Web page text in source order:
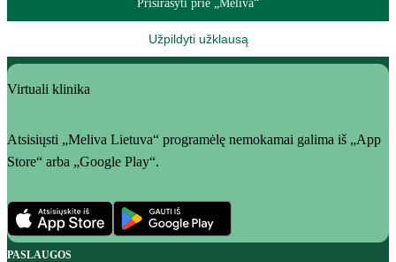
Prisirašyti prie „Meliva“
Užpildyti užklausą
Virtuali klinika
Atsisiųsti „Meliva Lietuva“ programėlę nemokamai galima iš „App
Store“ arba „Google Play“.
PASLAUGOS